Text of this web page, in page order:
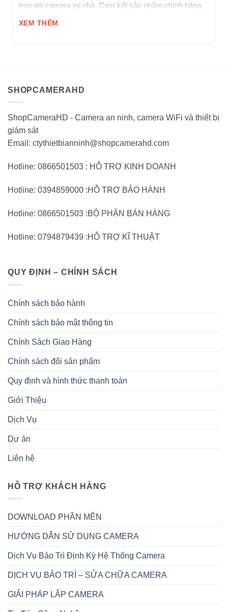
trọn gói camera tại nhà. Cam kết sản phẩm chính hãng,
Bảo Hành 2 năm (1 đổi 1)
XEM THÊM
SHOPCAMERAHD
ShopCameraHD - Camera an ninh, camera WiFi và thiết bị
giám sát
Email: ctythietbianninh@shopcamerahd.com
Hotline: 0866501503 : HỖ TRỢ KINH DOANH
Hotline: 0394859000 :HỖ TRỢ BẢO HÀNH
Hotline: 0866501503 :BỘ PHẬN BÁN HÀNG
Hotline: 0794879439 :HỖ TRỢ KĨ THUẬT
QUY ĐỊNH – CHÍNH SÁCH
Chính sách bảo hành
Chính sách bảo mật thông tin
Chính Sách Giao Hàng
Chính sách đổi sản phẩm
Quy định và hình thức thanh toán
Giới Thiệu
Dịch Vụ
Dự án
Liên hệ
HỖ TRỢ KHÁCH HÀNG
DOWNLOAD PHẦN MỀN
HƯỚNG DẪN SỬ DỤNG CAMERA
Dịch Vụ Bảo Trì Định Kỳ Hệ Thống Camera
DỊCH VỤ BẢO TRÌ – SỬA CHỮA CAMERA
GIẢI PHÁP LẮP CAMERA